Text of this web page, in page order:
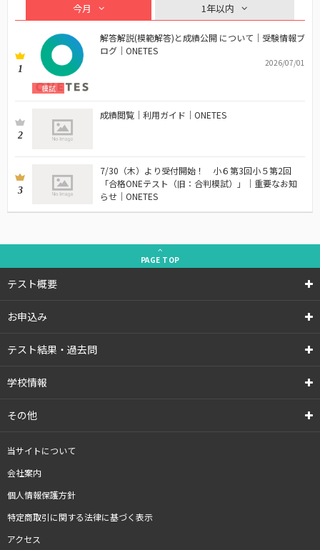
今月 1年以内
1
模試
解答解説(模範解答)と成績公開 について｜受験情報ブ
ログ｜ONETES
2026/07/01
2
成績閲覧｜利用ガイド｜ONETES
3
7/30（木）より受付開始！ 小６第3回小５第2回
「合格ONEテスト（旧：合判模試）」｜重要なお知
らせ｜ONETES
PAGE TOP
テスト概要
お申込み
テスト結果・過去問
学校情報
その他
当サイトについて
会社案内
個人情報保護方針
特定商取引に関する法律に基づく表示
アクセス